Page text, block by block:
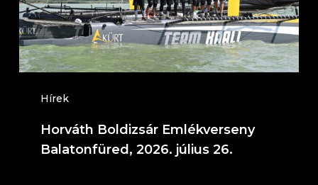
Hírek
július
26.
Horváth Boldizsár Emlékverseny
Balatonfüred, 2026. július 26.